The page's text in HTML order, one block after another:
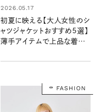
2026.05.17
初夏に映える【大人女性のシ
ャツジャケットおすすめ5選】
薄手アイテムで上品な着ま
FASHION